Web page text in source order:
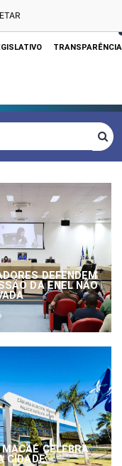
Terças e Quartas às 10h
TRANSPARÊNCIA
DEFENDEM
DA ENEL NÃO
CELEBRA
CIDADE